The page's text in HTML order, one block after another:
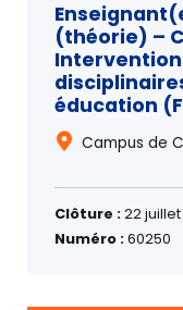
(théorie) –
éducation
Campus de
Clôture :22
Numéro :60250